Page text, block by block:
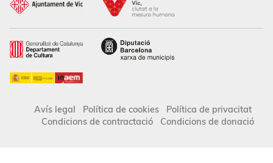
Avís legal Política de cookies
Política de privacitat
Condicions de contractació
Condicions de donació